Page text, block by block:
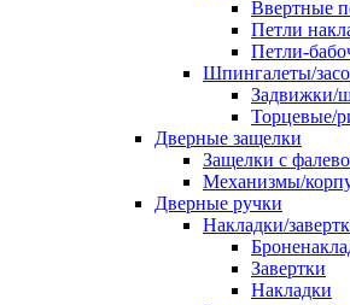
Ввертные
Петли
Петли-
Шпингалеты/
Задвижки/
Торцевые/
Дверные защелки
Защелки с
Механизмы/
Дверные ручки
Накладки/
Завертки
Накладки